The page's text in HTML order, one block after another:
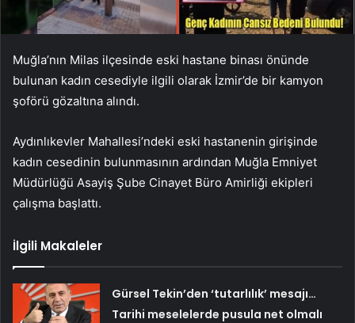
Muğla’nın Milas ilçesinde eski hastane binası önünde
bulunan kadın cesediyle ilgili olarak İzmir’de bir kamyon
şoförü gözaltına alındı.
Aydınlıkevler Mahallesi’ndeki eski hastanenin girişinde
kadın cesedinin bulunmasının ardından Muğla Emniyet
Müdürlüğü Asayiş Şube Cinayet Büro Amirliği ekipleri
çalışma başlattı.
İlgili Makaleler
Gürsel Tekin’den ‘tutarlılık’ mesajı…
Tarihi meselelerde pusula net olmalı